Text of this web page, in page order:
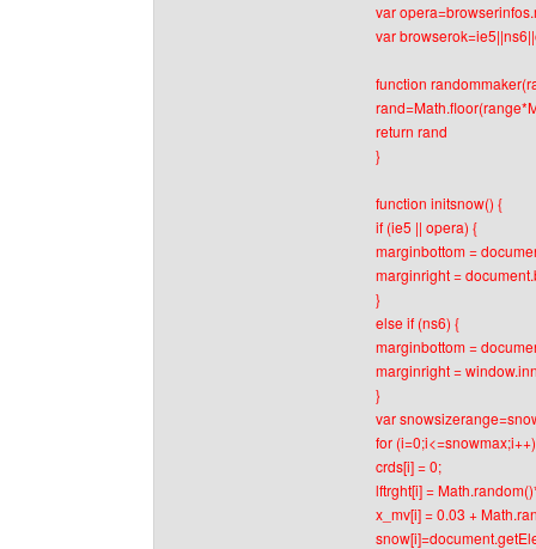
var
var
function
return rand
}
function initsnow() {
if (ie5 || opera) {
marginbottom =
marginright =
}
else if (ns6) {
marginbottom =
marginright =
}
var
for
crds[i] = 0;
lftrght[i] =
x_mv[i] = 0.03 +